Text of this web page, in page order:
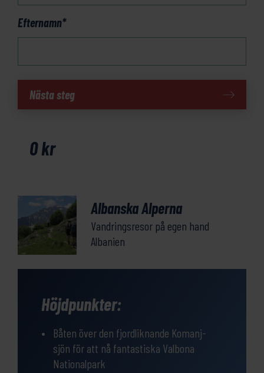
Efternamn*
Albanska
Alperna
Nästa steg
0kr
Albanska Alperna
Vandringsresor på egen hand
Albanien
Höjdpunkter:
Båten över den fjordliknande Komanj-
sjön för att nå fantastiska Valbona
Nationalpark